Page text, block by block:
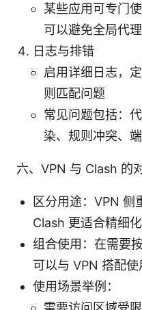
某些应用可专门
可以避免全局代
日志与排错
启用详细日志，
则匹配问题
常见问题包括：
染、规则冲突、
六、VPN 与 Clash 的
区分用途：VPN 侧
Clash 更适合精细
组合使用：在需要
可以与 VPN 搭配
使用场景举例：